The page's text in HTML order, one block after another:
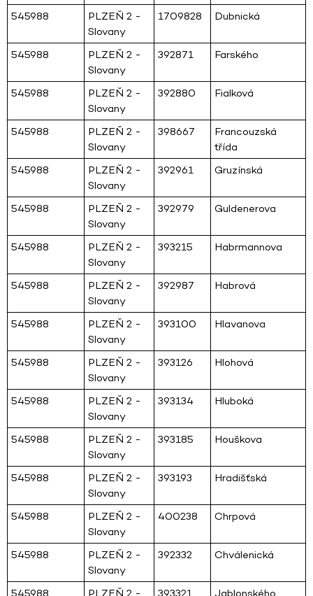
545988
PLZEŇ 2 -
Slovany
1709828 Dubnická
545988
PLZEŇ 2 -
Slovany
392871 Farského
545988
PLZEŇ 2 -
Slovany
392880 Fialková
545988
PLZEŇ 2 -
Slovany
398667
Francouzská
třída
545988
PLZEŇ 2 -
Slovany
392961 Gruzínská
545988
PLZEŇ 2 -
Slovany
392979 Guldenerova
545988
PLZEŇ 2 -
Slovany
393215 Habrmannova
545988
PLZEŇ 2 -
Slovany
392987 Habrová
545988
PLZEŇ 2 -
Slovany
393100 Hlavanova
545988
PLZEŇ 2 -
Slovany
393126 Hlohová
545988
PLZEŇ 2 -
Slovany
393134 Hluboká
545988
PLZEŇ 2 -
Slovany
393185 Houškova
545988
PLZEŇ 2 -
Slovany
393193 Hradišťská
545988
PLZEŇ 2 -
Slovany
400238 Chrpová
545988
PLZEŇ 2 -
Slovany
392332 Chválenická
545988 PLZEŇ 2 - 393321 Jablonského